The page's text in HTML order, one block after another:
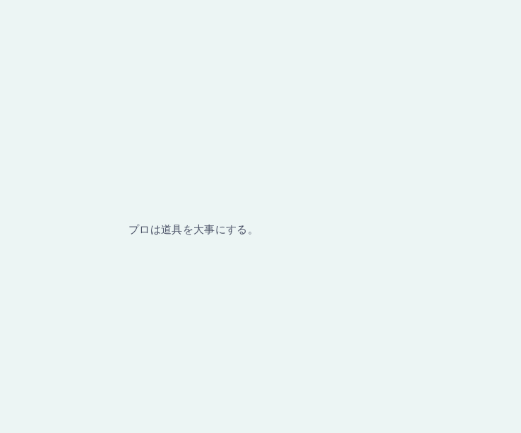
プロは道具を大事にする。